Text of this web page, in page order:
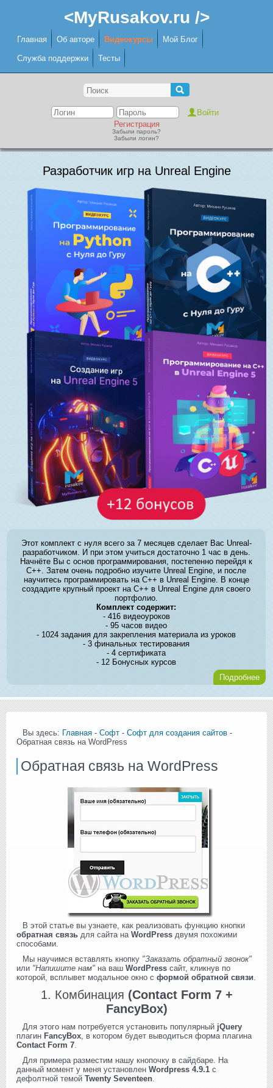
<MyRusakov.ru />
Главная Об авторе Видеокурсы Мой Блог
Служба поддержки Тесты
Регистрация
Забыли пароль?
Забыли логин?
Разработчик игр на Unreal Engine
Этот комплект с нуля всего за 7 месяцев сделает Вас Unreal-
разработчиком. И при этом учиться достаточно 1 час в день.
Начнёте Вы с основ программирования, постепенно перейдя к
C++. Затем очень подробно изучите Unreal Engine, и после
научитесь программировать на C++ в Unreal Engine. В конце
создадите крупный проект на C++ в Unreal Engine для своего
портфолио.
Комплект содержит:
- 416 видеоуроков
- 95 часов видео
- 1024 задания для закрепления материала из уроков
- 3 финальных тестирования
- 4 сертификата
- 12 Бонусных курсов
Подробнее
Вы здесь: Главная - Софт - Софт для создания сайтов -
Обратная связь на WordPress
Обратная связь на WordPress
В этой статье вы узнаете, как реализовать функцию кнопки
обратная связь для сайта на WordPress двумя похожими
способами.
Мы научимся вставлять кнопку "Заказать обратный звонок"
или "Напишите нам" на ваш WordPress сайт, кликнув по
которой, всплывет модальное окно с формой обратной связи
1. Комбинация (Contact Form 7 +
FancyBox)
Для этого нам потребуется установить популярный jQuery
плагин FancyBox , в котором будет выводиться форма плагина
Contact Form 7
Для примера разместим нашу кнопочку в сайдбаре. На
данный момент у меня установлен Wordpress 4.9.1 c
дефолтной темой Twenty Seventeen